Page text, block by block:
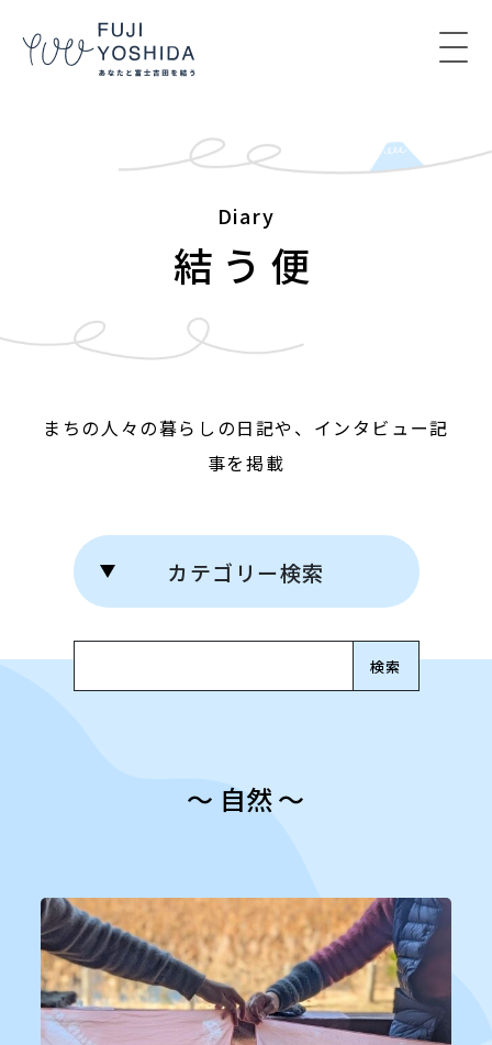
Diary
結う便
まちの人々の暮らしの日記や、インタビュー記
事を掲載
カテゴリー検索
Search for:
〜 自然 〜